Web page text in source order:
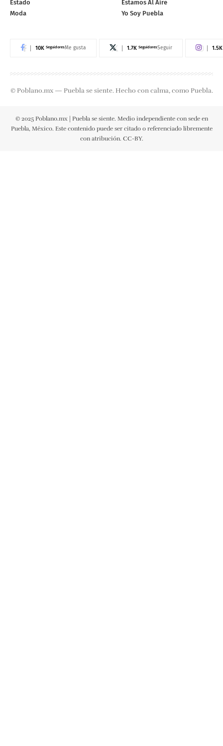
Estado
Moda
Estamos Al Aire
Yo Soy Puebla
10K SeguidoresMe gusta 1.7K SeguidoresSeguir 1.5K
© Poblano.mx — Puebla se siente. Hecho con calma, como Puebla.
© 2025 Poblano.mx | Puebla se siente. Medio independiente con sede en
Puebla, México. Este contenido puede ser citado o referenciado libremente
con atribución. CC-BY.